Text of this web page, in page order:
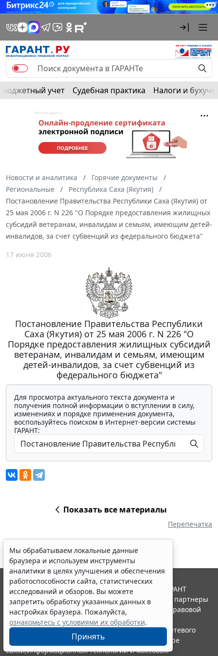
Бюджетный учет Судебная практика Налоги и
Новости и аналитика
Горячие документы
Региональные
Республика Саха (Якутия)
Постановление Правительства Республики Саха (Якутия) от
25 мая 2006 г. N 226 "О Порядке предоставления жилищных
субсидий ветеранам, инвалидам и семьям, имеющим детей-
инвалидов, за счет субвенций из федерального бюджета"
17 июня 2006
Постановление Правительства Республики
Саха (Якутия) от 25 мая 2006 г. N 226 "О
Порядке предоставления жилищных субсидий
ветеранам, инвалидам и семьям, имеющим
детей-инвалидов, за счет субвенций из
федерального бюджета"
Для просмотра актуального текста документа и
получения полной информации о вступлении в силу,
изменениях и порядке применения документа,
воспользуйтесь поиском в Интернет-версии системы
ГАРАНТ:
Показать все материалы
Перепечатка
Мы обрабатываем локальные данные
браузера и используем инструменты
аналитики в целях улучшения и обеспечения
работоспособности сайта, статистических
исследований и обзоров. Вы можете
запретить обработку указанных данных в
настройках браузера. Пожалуйста,
ознакомьтесь с условиями их обработки.
Принять
© ООО "НПП "ГАРАНТ-СЕРВИС", 2026. Система ГАРАНТ
выпускается с 1990 года. Компания "Гарант" и ее партнеры
являются участниками Российской ассоциации правовой
информации ГАРАНТ.
Портал ГАРАНТ.РУ зарегистрирован в качестве сетевого
издания Федеральной службой по надзору в сфере
связи,информационных технологий и массовых